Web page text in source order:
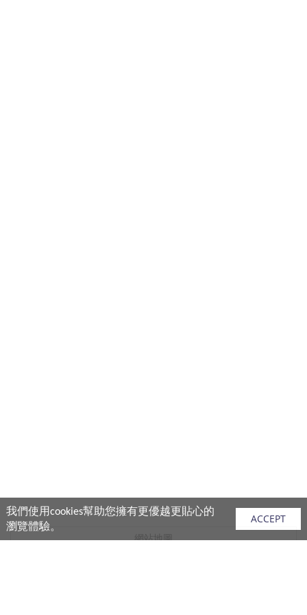
網站地圖
我們使用cookies幫助您擁有更優越更貼心的
瀏覽體驗。
ACCEPT